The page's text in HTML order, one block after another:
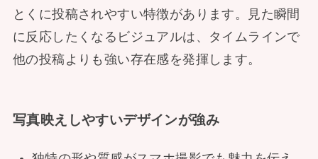
とくに投稿されやすい特徴があります。見た瞬間
に反応したくなるビジュアルは、タイムラインで
他の投稿よりも強い存在感を発揮します。
写真映えしやすいデザインが強み